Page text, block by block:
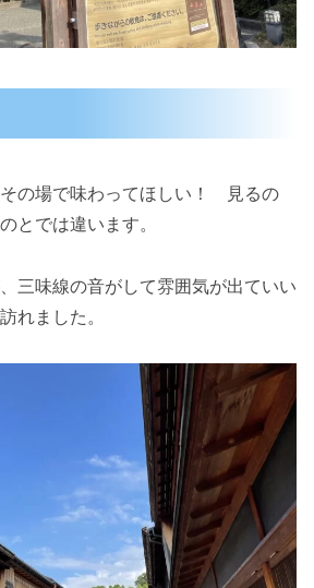
の場で味わってほしい！ 見るの
とでは違います。
三味線の音がして雰囲気が出ていい
れました。